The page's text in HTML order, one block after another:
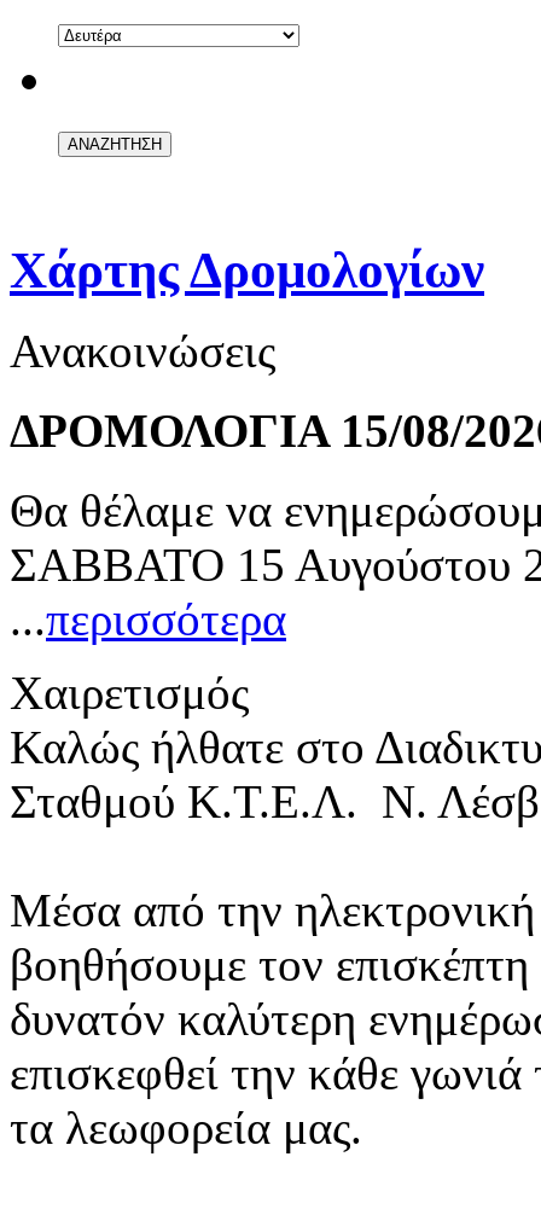
Χάρτης Δρομολογίων
Ανακοινώσεις
ΔΡΟΜΟΛΟΓΙΑ 15/08/
Θα θέλαμε να
ΣΑΒΒΑΤΟ 15 Αυγούστου
...περισσότερα
Χαιρετισμός
Καλώς ήλθατε στο
Σταθμού Κ.Τ.Ε.Λ. Ν.
Μέσα από την ηλεκτρονική
βοηθήσουμε τον
δυνατόν καλύτερη
επισκεφθεί την κάθε
τα λεωφορεία μας.